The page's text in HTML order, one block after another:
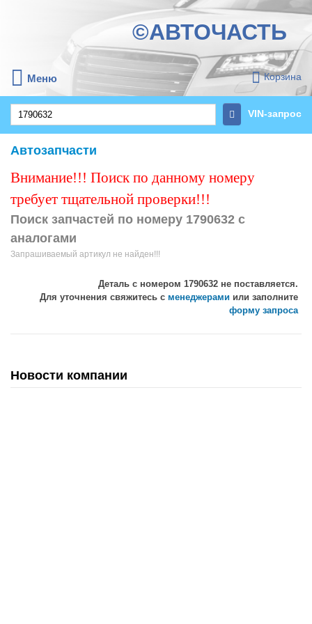
©АВТОЧАСТЬ
Меню Корзина
VIN-запрос
Автозапчасти
Внимание!!! Поиск по данному номеру
требует тщательной проверки!!!
Поиск запчастей по номеру 1790632 с
аналогами
Запрашиваемый артикул не найден!!!
Деталь с номером 1790632 не поставляется.
Для уточнения свяжитесь с менеджерами или заполните
форму запроса
Новости компании